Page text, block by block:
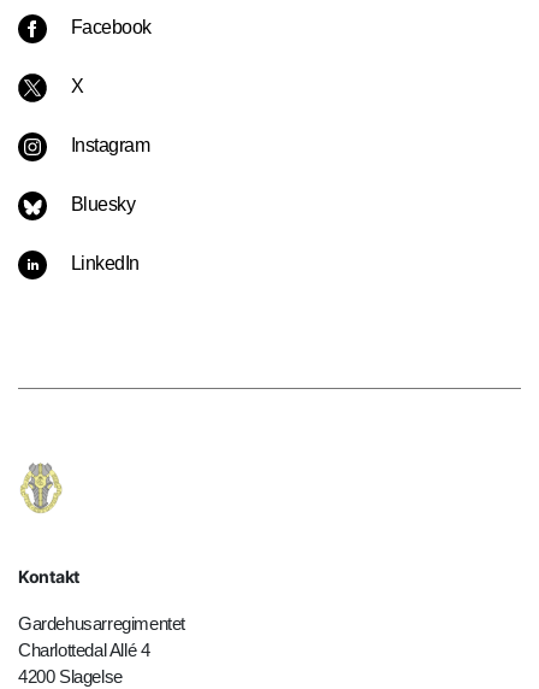
Facebook
X
Instagram
Bluesky
LinkedIn
Kontakt
Gardehusarregimentet
Charlottedal Allé 4
4200 Slagelse